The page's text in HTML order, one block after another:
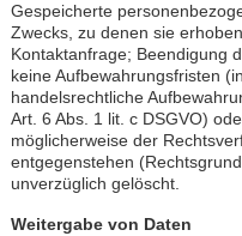
Gespeicherte
Zwecks, zu denen sie
Kontaktanfrage; Beendigung
keine Aufbewahrungsfristen
handelsrechtliche
Art. 6 Abs. 1 lit. c DSGVO)
möglicherweise der
entgegenstehen
unverzüglich gelöscht.
Weitergabe von Daten